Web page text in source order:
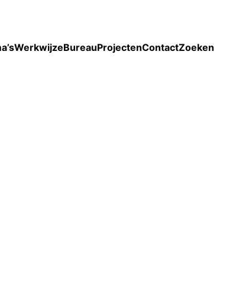
WerkwijzeBureauProjectenContactZoeken